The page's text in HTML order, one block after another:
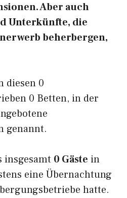
Aber auch
Unterkünfte, die
beherbergen,
diesen 0
0 Betten, in der
genannt.
insgesamt 0 Gäste in
eine Übernachtung
hatte.